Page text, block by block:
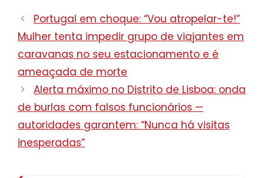
Portugal em choque: “Vou atropelar-te!”
Mulher tenta impedir grupo de viajantes em
caravanas no seu estacionamento e é
ameaçada de morte
Alerta máximo no Distrito de Lisboa: onda
de burlas com falsos funcionários —
autoridades garantem: “Nunca há visitas
inesperadas”